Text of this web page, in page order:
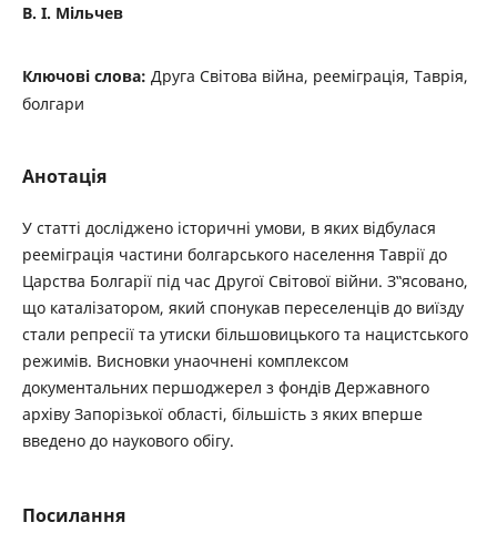
В. І. Мільчев
Ключові слова: Друга Світова війна, рееміграція, Таврія,
болгари
Анотація
У статті досліджено історичні умови, в яких відбулася
рееміграція частини болгарського населення Таврії до
Царства Болгарії під час Другої Світової війни. З‟ясовано,
що каталізатором, який спонукав переселенців до виїзду
стали репресії та утиски більшовицького та нацистського
режимів. Висновки унаочнені комплексом
документальних першоджерел з фондів Державного
архіву Запорізької області, більшість з яких вперше
введено до наукового обігу.
Посилання